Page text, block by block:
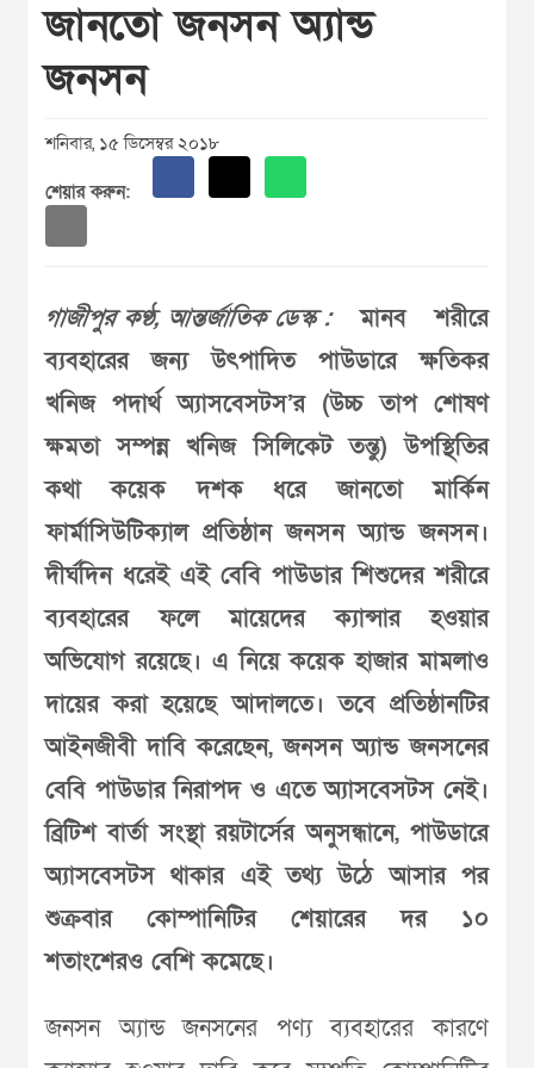
জানতো জনসন অ্যান্ড
জনসন
শনিবার, ১৫ ডিসেম্বর ২০১৮
শেয়ার করুন:
গাজীপুর কণ্ঠ, আন্তর্জাতিক ডেস্ক :মানব শরীরে
ব্যবহারের জন্য উৎপাদিত পাউডারে ক্ষতিকর
খনিজ পদার্থ অ্যাসবেসটস’র (উচ্চ তাপ শোষণ
ক্ষমতা সম্পন্ন খনিজ সিলিকেট তন্তু) উপস্থিতির
কথা কয়েক দশক ধরে জানতো মার্কিন
ফার্মাসিউটিক্যাল প্রতিষ্ঠান জনসন অ্যান্ড জনসন।
দীর্ঘদিন ধরেই এই বেবি পাউডার শিশুদের শরীরে
ব্যবহারের ফলে মায়েদের ক্যান্সার হওয়ার
অভিযোগ রয়েছে। এ নিয়ে কয়েক হাজার মামলাও
দায়ের করা হয়েছে আদালতে। তবে প্রতিষ্ঠানটির
আইনজীবী দাবি করেছেন, জনসন অ্যান্ড জনসনের
বেবি পাউডার নিরাপদ ও এতে অ্যাসবেসটস নেই।
ব্রিটিশ বার্তা সংস্থা রয়টার্সের অনুসন্ধানে, পাউডারে
অ্যাসবেসটস থাকার এই তথ্য উঠে আসার পর
শুক্রবার কোম্পানিটির শেয়ারের দর ১০
শতাংশেরও বেশি কমেছে।
জনসন অ্যান্ড জনসনের পণ্য ব্যবহারের কারণে